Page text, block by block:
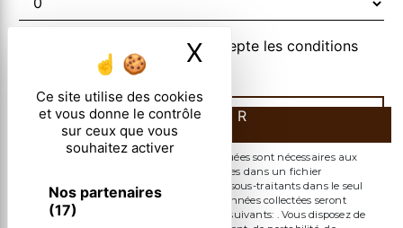
Ce site utilise des cookies
et vous donne le contrôle
sur ceux que vous
souhaitez activer
Nos partenaires
(17)
X Masquer le
En cochant cette case, j'accepte les conditions
particulières ci-dessous **
ENVOYER
** Les données personnelles communiquées sont nécessaires aux
fins de vous contacter et sont enregistrées dans un fichier
informatisé. Elles sont destinées à et ses sous-traitants dans le seul
but de répondre à votre message. Les données collectées seront
communiquées aux seuls destinataires suivants: . Vous disposez de